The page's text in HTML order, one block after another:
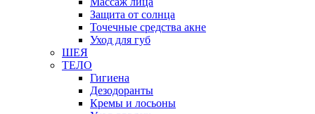
Защита от солнца
Точечные средства акне
Уход для губ
ШЕЯ
ТЕЛО
Гигиена
Дезодоранты
Кремы и лосьоны